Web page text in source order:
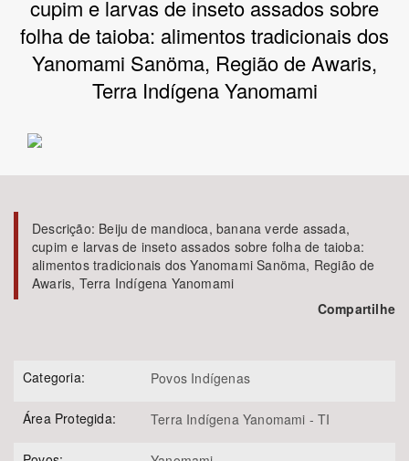
Bioma / Bacia
Subtema
Área Protegida
BUSCAR
cupim e larvas de inseto assados sobre
folha de taioba: alimentos tradicionais dos
Yanomami Sanöma, Região de Awaris,
Terra Indígena Yanomami
Descrição: Beiju de mandioca, banana verde assada,
cupim e larvas de inseto assados sobre folha de taioba:
alimentos tradicionais dos Yanomami Sanöma, Região de
Awaris, Terra Indígena Yanomami
Compartilhe
Categoria: Povos Indígenas
Área Protegida: Terra Indígena Yanomami - TI